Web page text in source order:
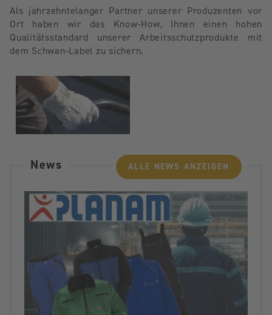
Als jahrzehntelanger Partner unserer Produzenten vor
Ort haben wir das Know-How, Ihnen einen hohen
Qualitätsstandard unserer Arbeitsschutzprodukte mit
dem Schwan-Label zu sichern.
News ALLE NEWS ANZEIGEN